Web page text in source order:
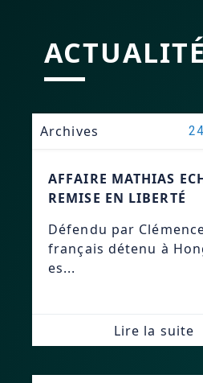
Archives
AFFAIRE MATHIAS
REMISE EN LIBERTÉ
Défendu par
français détenu à
es...
Lire la suite